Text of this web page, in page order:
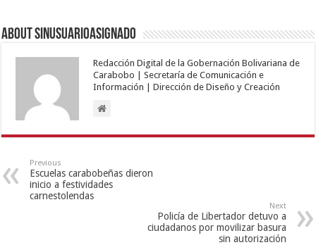
About sinusuarioasignado
Redacción Digital de la Gobernación Bolivariana de
Carabobo | Secretaría de Comunicación e
Información | Dirección de Diseño y Creación
Previous
Escuelas carabobeñas dieron
inicio a festividades
carnestolendas
Next
Policía de Libertador detuvo a
ciudadanos por movilizar basura
sin autorización